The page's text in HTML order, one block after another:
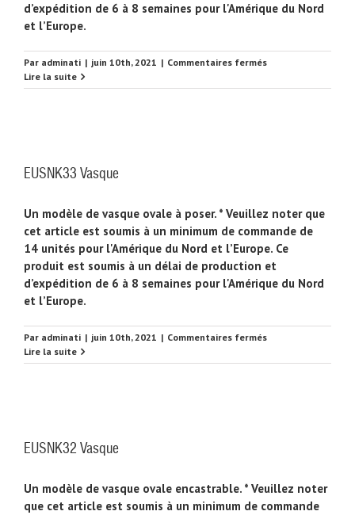
d’expédition de 6 à 8 semaines pour l'Amérique du Nord
et l’Europe.
Par adminati | juin 10th, 2021 | Commentaires ferméssur
Vasque
Lire la suite
EUSNK33 Vasque
Un modèle de vasque ovale à poser. * Veuillez noter que
cet article est soumis à un minimum de commande de
14 unités pour l'Amérique du Nord et l’Europe. Ce
produit est soumis à un délai de production et
d’expédition de 6 à 8 semaines pour l'Amérique du Nord
et l’Europe.
Par adminati | juin 10th, 2021 | Commentaires ferméssur
Vasque
Lire la suite
EUSNK32 Vasque
Un modèle de vasque ovale encastrable. * Veuillez noter
que cet article est soumis à un minimum de commande